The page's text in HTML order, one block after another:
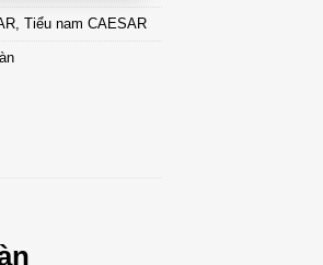
,Tiểu nam CAESAR